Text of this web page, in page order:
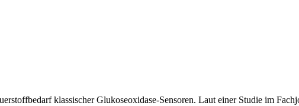
klassischer Glukoseoxidase-Sensoren. Laut einer Studie im